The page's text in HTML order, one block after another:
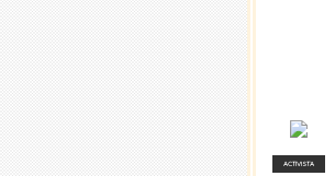
ACTIVISTA